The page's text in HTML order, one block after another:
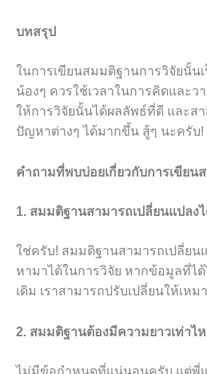
บทสรุป
ในการเขียนสมมติฐานการวิจัยนั้น
น้องๆ ควรใช้เวลาในการคิดและว
ให้การวิจัยนั้นได้ผลลัพธ์ที่ดี และสา
ปัญหาต่างๆ ได้มากขึ้น สู้ๆ นะครับ!
คำถามที่พบบ่อยเกี่ยวกับการเขียน
1. สมมติฐานสามารถเปลี่ยนแปลง
ใช่ครับ! สมมติฐานสามารถเปลี่ยน
หามาได้ในการวิจัย หากข้อมูลที่ไ
เดิม เราสามารถปรับเปลี่ยนให้เห
2. สมมติฐานต้องมีความยาวเท่าไ
ไม่มีข้อกำหนดที่แน่นอนครับ แต่พี่